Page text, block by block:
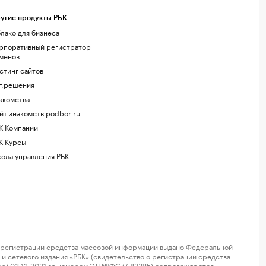
продукты РБК
для бизнеса
регистратор
сайтов
знакомств podbor.ru
Компании
Курсы
управления РБК
средства массовой информации выдано Федеральной
издания «РБК» (свидетельство о регистрации средства